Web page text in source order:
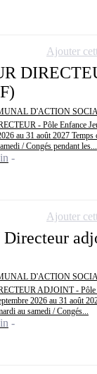
D'ACTION
- Pôle Enfance
au 31 août 2027
/ Congés pendant les...
Ajouter
D'ACTION
ADJOINT - Pôle
2026 au 31 août
au samedi / Congés...
Ajouter